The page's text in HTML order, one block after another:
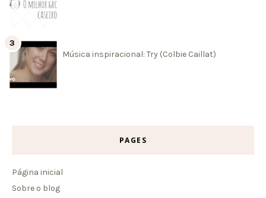
Música inspiracional: Try (Colbie Caillat)
PAGES
Página inicial
Sobre o blog